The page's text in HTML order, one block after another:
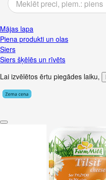
Mājas lapa
Piena produkti un olas
Siers
Siers šķēlēs un rīvēts
Lai izvēlētos ērtu piegādes laiku,